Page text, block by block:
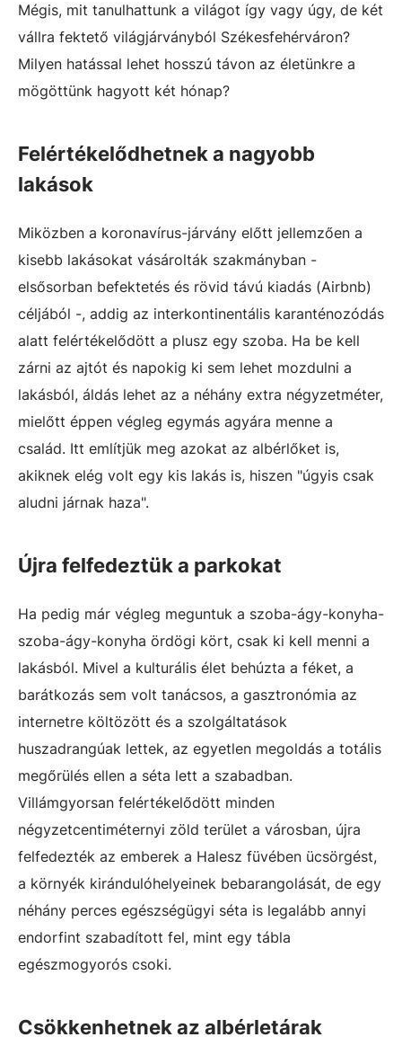
Mégis, mit tanulhattunk a világot így vagy úgy, de két
vállra fektető világjárványból Székesfehérváron?
Milyen hatással lehet hosszú távon az életünkre a
mögöttünk hagyott két hónap?
Felértékelődhetnek a nagyobb
lakások
Miközben a koronavírus-járvány előtt jellemzően a
kisebb lakásokat vásárolták szakmányban -
elsősorban befektetés és rövid távú kiadás (Airbnb)
céljából -, addig az interkontinentális karanténozódás
alatt felértékelődött a plusz egy szoba. Ha be kell
zárni az ajtót és napokig ki sem lehet mozdulni a
lakásból, áldás lehet az a néhány extra négyzetméter,
mielőtt éppen végleg egymás agyára menne a
család. Itt említjük meg azokat az albérlőket is,
akiknek elég volt egy kis lakás is, hiszen "úgyis csak
aludni járnak haza".
Újra felfedeztük a parkokat
Ha pedig már végleg meguntuk a szoba-ágy-konyha-
szoba-ágy-konyha ördögi kört, csak ki kell menni a
lakásból. Mivel a kulturális élet behúzta a féket, a
barátkozás sem volt tanácsos, a gasztronómia az
internetre költözött és a szolgáltatások
huszadrangúak lettek, az egyetlen megoldás a totális
megőrülés ellen a séta lett a szabadban.
Villámgyorsan felértékelődött minden
négyzetcentiméternyi zöld terület a városban, újra
felfedezték az emberek a Halesz füvében ücsörgést,
a környék kirándulóhelyeinek bebarangolását, de egy
néhány perces egészségügyi séta is legalább annyi
endorfint szabadított fel, mint egy tábla
egészmogyorós csoki.
Csökkenhetnek az albérletárak